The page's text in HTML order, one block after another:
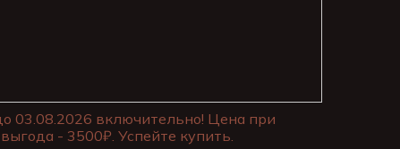
03.08.2026 включительно! Цена при
- 3500₽. Успейте купить.